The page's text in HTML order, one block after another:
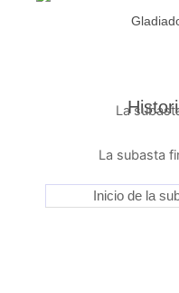
La
La subasta
Inicio de la